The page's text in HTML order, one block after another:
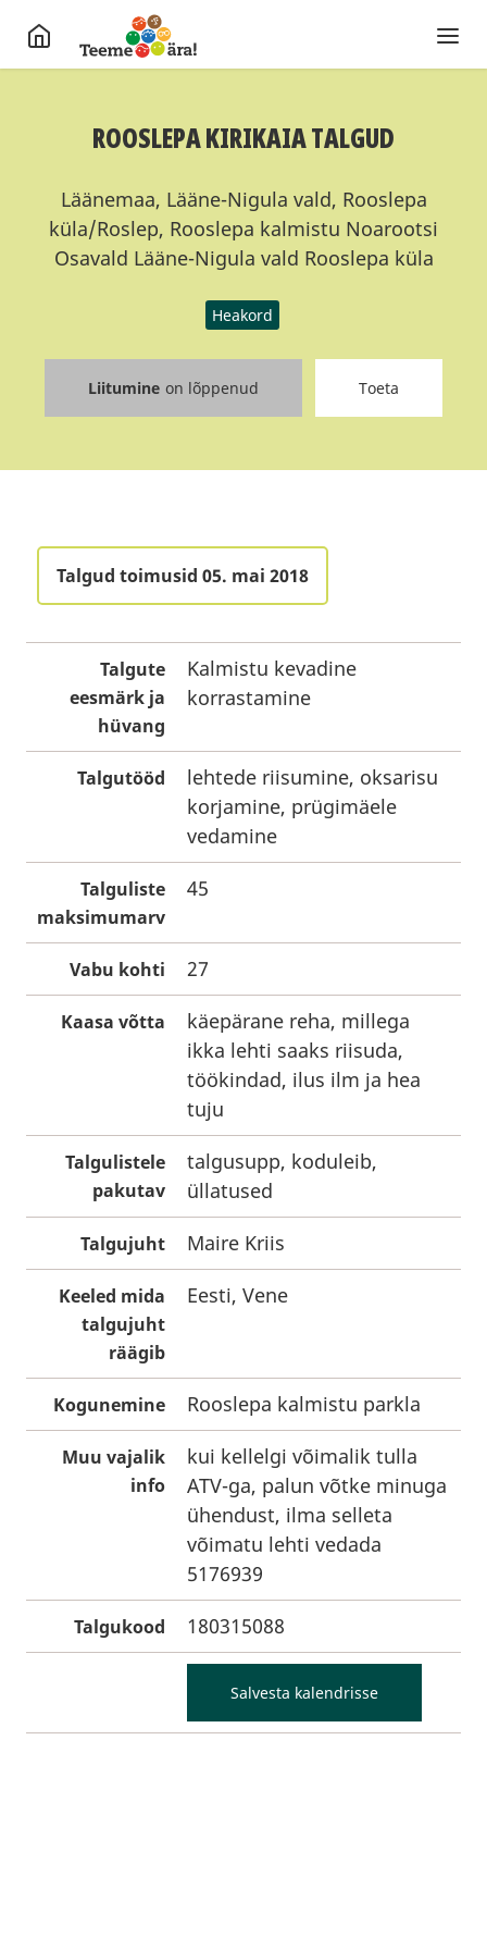
ROOSLEPA KIRIKAIA TALGUD
Läänemaa, Lääne-Nigula vald, Rooslepa
küla/Roslep, Rooslepa kalmistu Noarootsi
Osavald Lääne-Nigula vald Rooslepa küla
Heakord
Liitumine on lõppenud Toeta
Talgud toimusid 05. mai 2018
Talgute
eesmärk ja
hüvang
Kalmistu kevadine
korrastamine
Talgutööd
lehtede riisumine, oksarisu
korjamine, prügimäele
vedamine
Talguliste
maksimumarv
45
Vabu kohti 27
Kaasa võtta
käepärane reha, millega
ikka lehti saaks riisuda,
töökindad, ilus ilm ja hea
tuju
Talgulistele
pakutav
talgusupp, koduleib,
üllatused
Talgujuht Maire Kriis
Keeled mida
talgujuht
räägib
Eesti, Vene
Kogunemine Rooslepa kalmistu parkla
Muu vajalik
info
kui kellelgi võimalik tulla
ATV-ga, palun võtke minuga
ühendust, ilma selleta
võimatu lehti vedada
5176939
Talgukood 180315088
Salvesta kalendrisse